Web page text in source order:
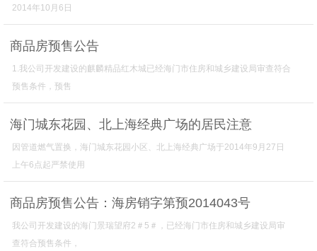
2014年10月6日
商品房预售公告
1.我公司开发建设的麒麟精品红木城已经海门市住房和城乡建设局审查符合
预售条件，预售
海门城东花园、北上海经典广场的居民注意
因管道燃气置换，海门城东花园小区、北上海经典广场于2014年9月27日
上午6点起严禁使用
商品房预售公告：海房销字第预2014043号
我公司开发建设的海门景瑞望府2＃5＃，已经海门市住房和城乡建设局审
查符合预售条件，